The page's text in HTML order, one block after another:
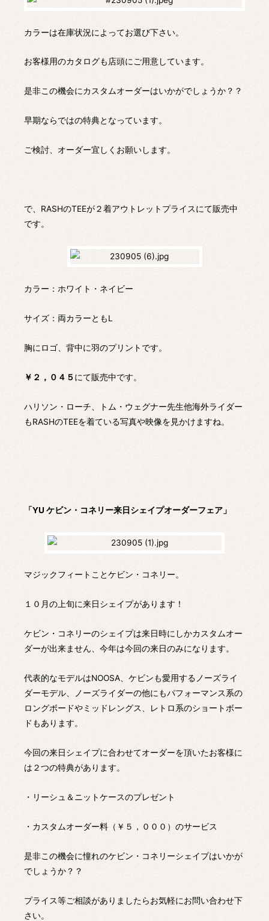
カラーは在庫状況によってお選び下さい。
お客様用のカタログも店頭にご用意しています。
是非この機会にカスタムオーダーはいかがでしょうか？？
早期ならではの特典となっています。
ご検討、オーダー宜しくお願いします。
で、RASHのTEEが２着アウトレットプライスにて販売中
です。
カラー：ホワイト・ネイビー
サイズ：両カラーともL
胸にロゴ、背中に羽のプリントです。
￥２，０４５ にて販売中です。
ハリソン・ローチ、トム・ウェグナー先生他海外ライダー
もRASHのTEEを着ている写真や映像を見かけますね。
「YU ケビン・コネリー来日シェイプオーダーフェア」
マジックフィートことケビン・コネリー。
１０月の上旬に来日シェイプがあります！
ケビン・コネリーのシェイプは来日時にしかカスタムオー
ダーが出来ません、今年は今回の来日のみになります。
代表的なモデルはNOOSA、ケビンも愛用するノーズライ
ダーモデル、ノーズライダーの他にもパフォーマンス系の
ロングボードやミッドレングス、レトロ系のショートボー
ドもあります。
今回の来日シェイプに合わせてオーダーを頂いたお客様に
は２つの特典があります。
・リーシュ＆ニットケースのプレゼント
・カスタムオーダー料（￥５，０００）のサービス
是非この機会に憧れのケビン・コネリーシェイプはいかが
でしょうか？？
プライス等ご相談がありましたらお気軽にお問い合わせ下
さい。